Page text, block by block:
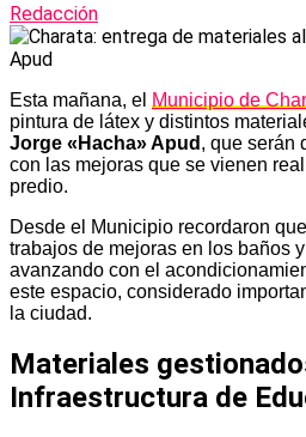
Redacción
Esta mañana, el Municipio de
pintura de látex y distintos
Jorge «Hacha» Apud , que serán
con las mejoras que se vienen
predio.
Desde el Municipio recordaron
trabajos de mejoras en los baños
avanzando con el
este espacio, considerado
la ciudad.
Materiales
Infraestructura de